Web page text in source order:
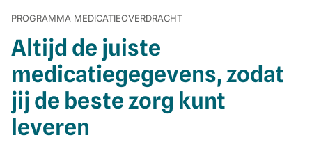
PROGRAMMA MEDICATIEOVERDRACHT
Altijd de juiste
medicatiegegevens, zodat
jij de beste zorg kunt
leveren